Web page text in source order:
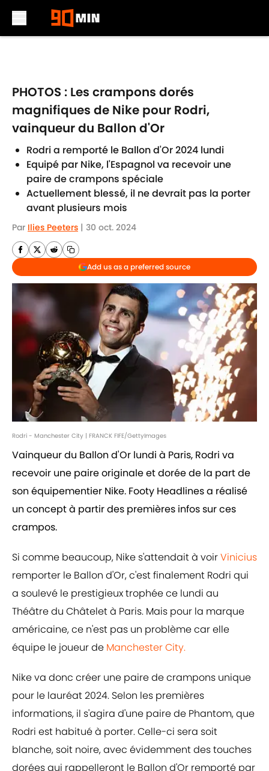
PHOTOS : Les crampons dorés
magnifiques de Nike pour Rodri,
vainqueur du Ballon d'Or
Rodri a remporté le Ballon d'Or 2024 lundi
Equipé par Nike, l'Espagnol va recevoir une
paire de crampons spéciale
Actuellement blessé, il ne devrait pas la porter
avant plusieurs mois
Par Ilies Peeters | 30 oct. 2024
Add us as a preferred source
Rodri - Manchester City | FRANCK FIFE/GettyImages
Vainqueur du Ballon d'Or lundi à Paris, Rodri va
recevoir une paire originale et dorée de la part de
son équipementier Nike. Footy Headlines a réalisé
un concept à partir des premières infos sur ces
crampos.
Si comme beaucoup, Nike s'attendait à voirVinicius
remporter le Ballon d'Or, c'est finalement Rodri qui
a soulevé le prestigieux trophée ce lundi au
Théâtre du Châtelet à Paris. Mais pour la marque
américaine, ce n'est pas un problème car elle
équipe le joueur de Manchester City.
Nike va donc créer une paire de crampons unique
pour le lauréat 2024. Selon les premières
informations, il s'agira d'une paire de Phantom, que
Rodri est habitué à porter. Celle-ci sera soit
blanche, soit noire, avec évidemment des touches
dorées qui rappelleront le Ballon d'Or remporté par